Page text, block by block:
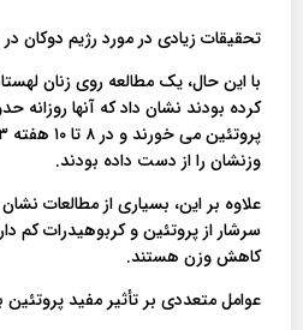
تحقیقات زیادی در مورد رژیم
با این حال، یک مطالعه روی زنان
وزنشان را از دست داده بودند.
علاوه بر این، بسیاری از مطالعات
سرشار از پروتئین و کربوهیدرات کم
کاهش وزن هستند.
عوامل متعددی بر تأثیر مفید پروتئین